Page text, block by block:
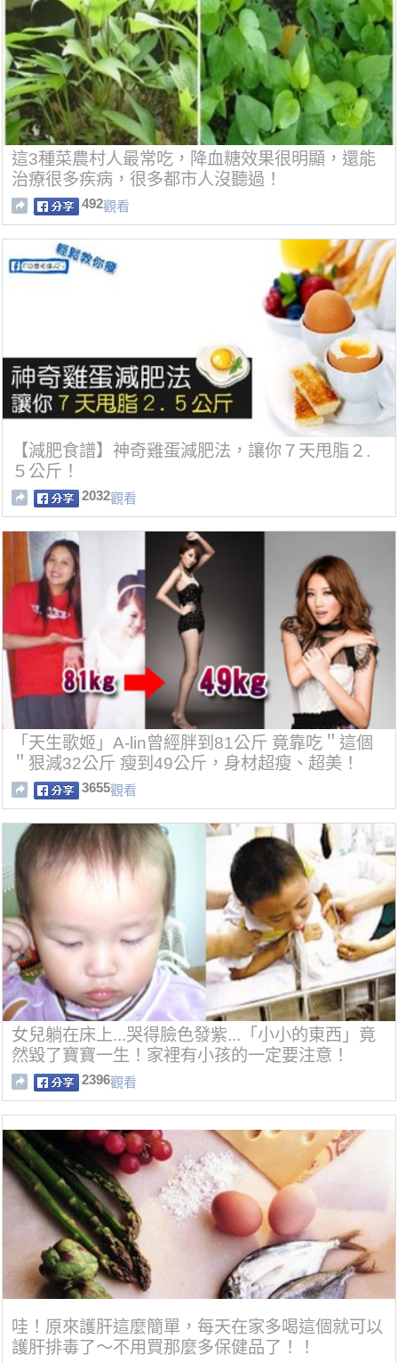
這3種菜農村人最常吃，降血糖效果很明顯，還能
治療很多疾病，很多都市人沒聽過！
492觀看
【減肥食譜】神奇雞蛋減肥法，讓你７天甩脂２.
５公斤！
2032觀看
「天生歌姬」A-lin曾經胖到81公斤 竟靠吃＂這個
＂狠減32公斤 瘦到49公斤，身材超瘦、超美！
3655觀看
女兒躺在床上...哭得臉色發紫...「小小的東西」竟
然毀了寶寶一生！家裡有小孩的一定要注意！
2396觀看
哇！原來護肝這麼簡單，每天在家多喝這個就可以
護肝排毒了～不用買那麼多保健品了！！